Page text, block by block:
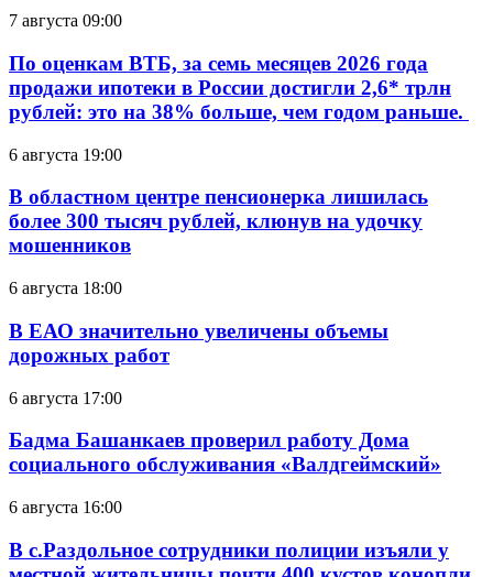
7 августа 09:00
По оценкам ВТБ, за семь месяцев 2026 года
продажи ипотеки в России достигли 2,6* трлн
рублей: это на 38% больше, чем годом раньше.
6 августа 19:00
В областном центре пенсионерка лишилась
более 300 тысяч рублей, клюнув на удочку
мошенников
6 августа 18:00
В ЕАО значительно увеличены объемы
дорожных работ
6 августа 17:00
Бадма Башанкаев проверил работу Дома
социального обслуживания «Валдгеймский»
6 августа 16:00
В с.Раздольное сотрудники полиции изъяли у